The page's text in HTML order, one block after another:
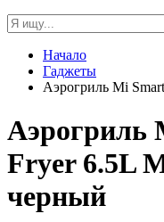
Начало
Гаджеты
Аэрогриль Mi
Аэрогриль
Fryer 6.5L
черный